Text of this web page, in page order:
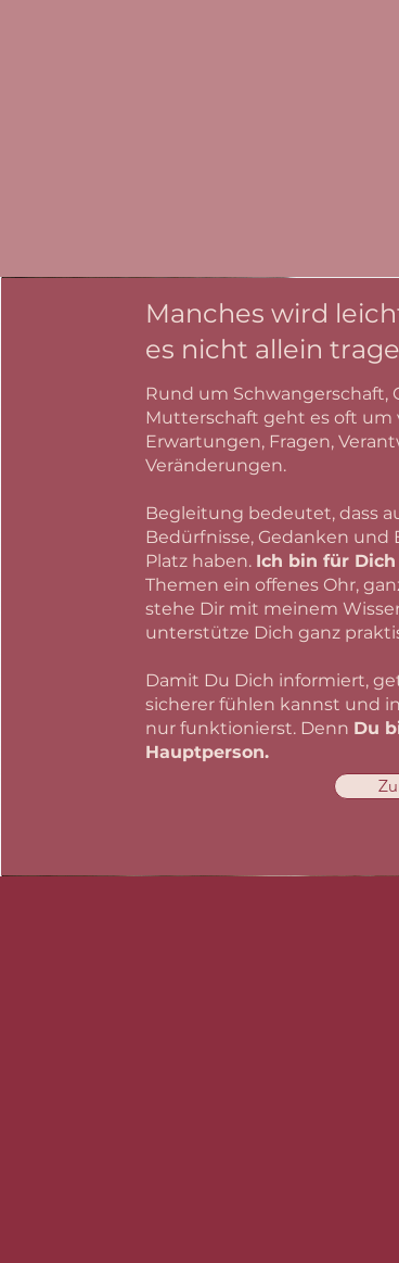
Manches wird
es nicht allein
Rund um Schwangerschaft,
Mutterschaft geht es oft um
Erwartungen, Fragen,
Veränderungen.
Begleitung bedeutet, dass
Bedürfnisse, Gedanken und
Platz haben. Ich bin für Dich
Themen ein offenes Ohr,
stehe Dir mit meinem
unterstütze Dich ganz
Damit Du Dich informiert,
sicherer fühlen kannst und
nur funktionierst. Denn Du
Hauptperson.